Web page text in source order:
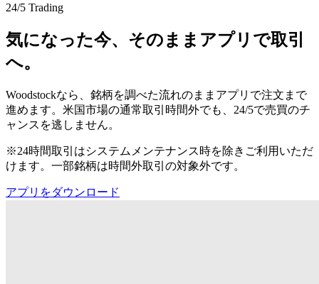
24/5 Trading
気になった今、そのままアプリで取引
へ。
Woodstockなら、銘柄を調べた流れのままアプリで注文まで
進めます。米国市場の通常取引時間外でも、24/5で売買のチ
ャンスを逃しません。
※24時間取引はシステムメンテナンス時を除きご利用いただ
けます。一部銘柄は時間外取引の対象外です。
アプリをダウンロード